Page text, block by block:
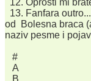
12. Oprosti mi
13. Fanfara
od Bolesna braca
naziv pesme i
#
A
B